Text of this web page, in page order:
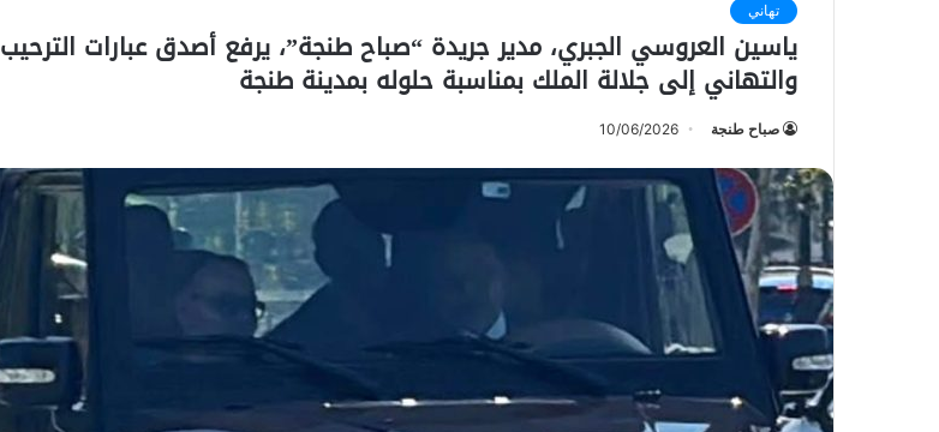
تهاني
ياسين العروسي الجبري، مدير جريدة “صباح طنجة”، يرفع أصدق عبارات الترحيب
والتهاني إلى جلالة الملك بمناسبة حلوله بمدينة طنجة
صباح طنجة 10/06/2026